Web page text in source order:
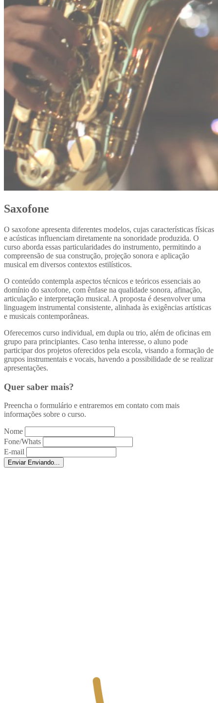
Saxofone
O saxofone apresenta diferentes modelos, cujas características físicas
e acústicas influenciam diretamente na sonoridade produzida. O
curso aborda essas particularidades do instrumento, permitindo a
compreensão de sua construção, projeção sonora e aplicação
musical em diversos contextos estilísticos.
O conteúdo contempla aspectos técnicos e teóricos essenciais ao
domínio do saxofone, com ênfase na qualidade sonora, afinação,
articulação e interpretação musical. A proposta é desenvolver uma
linguagem instrumental consistente, alinhada às exigências artísticas
e musicais contemporâneas.
Oferecemos curso individual, em dupla ou trio, além de oficinas em
grupo para principiantes. Caso tenha interesse, o aluno pode
participar dos projetos oferecidos pela escola, visando a formação de
grupos instrumentais e vocais, havendo a possibilidade de se realizar
apresentações.
Quer saber mais?
Preencha o formulário e entraremos em contato com mais
informações sobre o curso.
Nome
Fone/Whats
E-mail
Enviar Enviando...